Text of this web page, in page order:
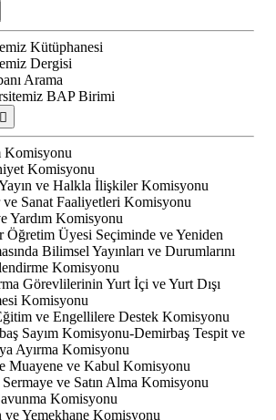
Kütüphanesi
Dergisi
Arama
BAP Birimi
Komisyonu
Komisyonu
ve Halkla İlişkiler Komisyonu
Sanat Faaliyetleri Komisyonu
Yardım Komisyonu
Öğretim Üyesi Seçiminde ve Yeniden
Bilimsel Yayınları ve Durumlarını
Komisyonu
Görevlilerinin Yurt İçi ve Yurt Dışı
Komisyonu
ve Engellilere Destek Komisyonu
Sayım Komisyonu-Demirbaş Tespit ve
Ayırma Komisyonu
Muayene ve Kabul Komisyonu
ve Satın Alma Komisyonu
Komisyonu
ve Yemekhane Komisyonu